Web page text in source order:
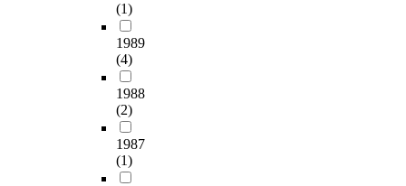
(1)
1989
(4)
1988
(2)
1987
(1)